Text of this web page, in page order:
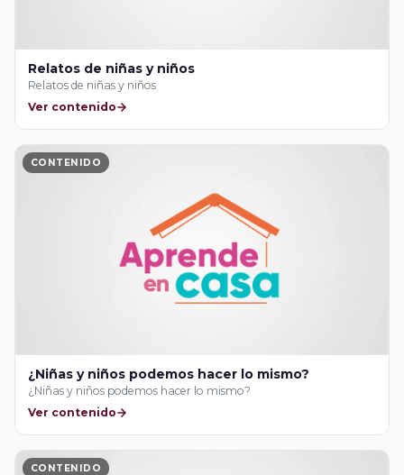
Relatos de niñas y niños
Relatos de niñas y niños
Ver contenido
CONTENIDO
¿Niñas y niños podemos hacer lo mismo?
¿Niñas y niños podemos hacer lo mismo?
Ver contenido
CONTENIDO